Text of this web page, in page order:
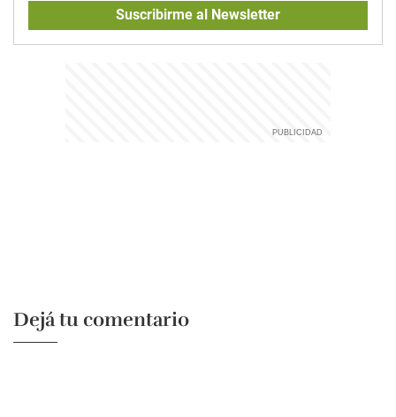
Suscribirme al Newsletter
Dejá tu comentario